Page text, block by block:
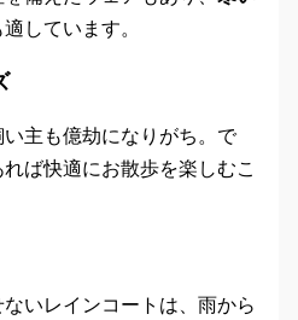
しています。
主も億劫になりがち。で
ば快適にお散歩を楽しむこ
いレインコートは、雨から